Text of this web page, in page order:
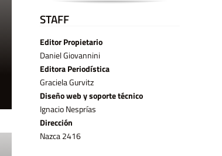
STAFF
Editor Propietario
Daniel Giovannini
Editora Periodística
Graciela Gurvitz
Diseño web y soporte técnico
Ignacio Nesprías
Dirección
Nazca 2416